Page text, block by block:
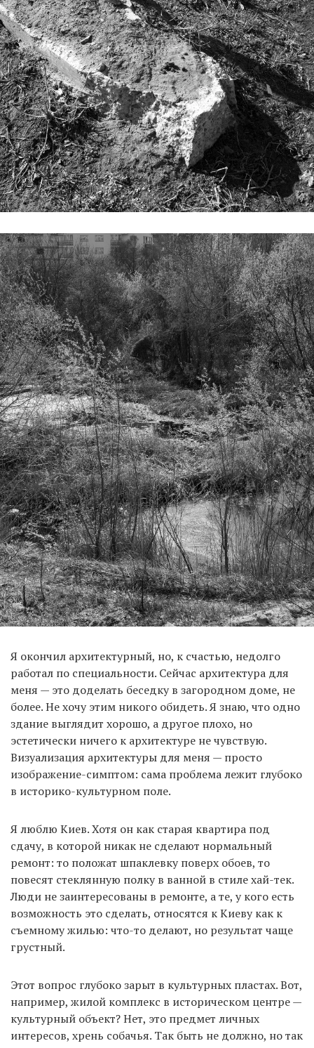
Я окончил архитектурный, но, к счастью, недолго
работал по специальности. Сейчас архитектура для
меня — это доделать беседку в загородном доме, не
более. Не хочу этим никого обидеть. Я знаю, что одно
здание выглядит хорошо, а другое плохо, но
эстетически ничего к архитектуре не чувствую.
Визуализация архитектуры для меня — просто
изображение-симптом: сама проблема лежит глубоко
в историко-культурном поле.
Я люблю Киев. Хотя он как старая квартира под
сдачу, в которой никак не сделают нормальный
ремонт: то положат шпаклевку поверх обоев, то
повесят стеклянную полку в ванной в стиле хай-тек.
Люди не заинтересованы в ремонте, а те, у кого есть
возможность это сделать, относятся к Киеву как к
съемному жилью: что-то делают, но результат чаще
грустный.
Этот вопрос глубоко зарыт в культурных пластах. Вот,
например, жилой комплекс в историческом центре —
культурный объект? Нет, это предмет личных
интересов, хрень собачья. Так быть не должно, но так